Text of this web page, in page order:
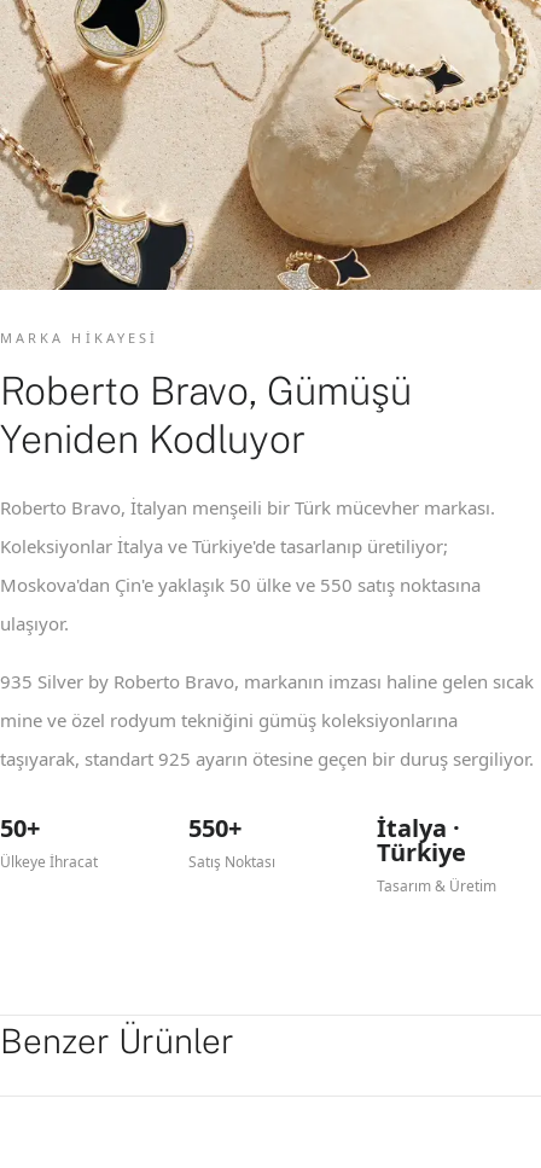
MARKA HIKAYESI
Roberto Bravo, Gümüşü
Yeniden Kodluyor
Roberto Bravo, İtalyan menşeili bir Türk mücevher markası.
Koleksiyonlar İtalya ve Türkiye'de tasarlanıp üretiliyor;
Moskova'dan Çin'e yaklaşık 50 ülke ve 550 satış noktasına
ulaşıyor.
935 Silver by Roberto Bravo, markanın imzası haline gelen sıcak
mine ve özel rodyum tekniğini gümüş koleksiyonlarına
taşıyarak, standart 925 ayarın ötesine geçen bir duruş sergiliyor.
50+
Ülkeye İhracat
550+
Satış Noktası
İtalya ·
Türkiye
Tasarım & Üretim
Benzer Ürünler